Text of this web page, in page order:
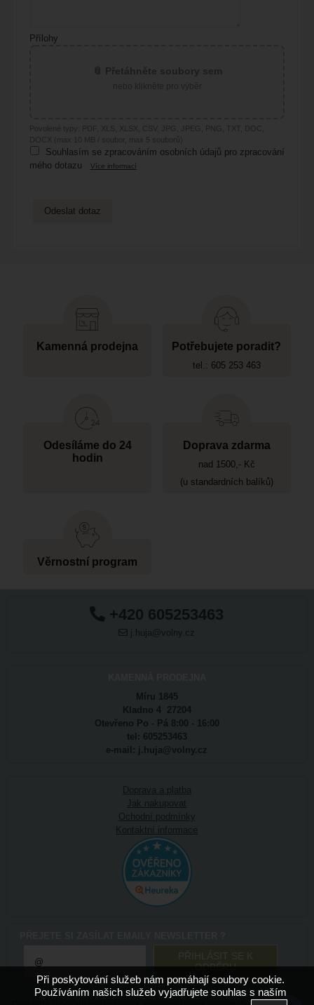
Přílohy
Povolené typy: PDF, XLS, XLSX, CSV, JPG, JPEG, PNG, TXT, DOC,
DOCX (max 10 MB / soubor, max 5 souborů)
Souhlasím se zpracováním osobních údajů pro zpracování
mého dotazu
Více informací
Kamenná prodejna Potřebujete poradit?
tel.: 605 253 463
Odesíláme do 24
hodin
Doprava zdarma
nad 1500,- Kč
(u standardních balíků)
Věrnostní program
+420 605253463
j.huja@volny.cz
Míru 1845
Kladno 4 27204
Otevřeno Po - Pá 8:00 - 16:00
tel: 605253463
e-mail: j.huja@volny.cz
Doprava a platba
Jak nakupovat
Ochodní podmínky
Kontaktní informace
Při poskytování služeb nám pomáhají soubory cookie.
Používáním našich služeb vyjadřujete souhlas s naším